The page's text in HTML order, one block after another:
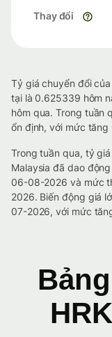
Thay đổi
Tỷ giá chuyển đổi
tại là 0.625339 hôm
hôm qua. Trong tuần
ổn định, với mức
Trong tuần qua, tỷ
Malaysia đã dao
06-08-2026 và mức
2026. Biến động giá
07-2026, với mức